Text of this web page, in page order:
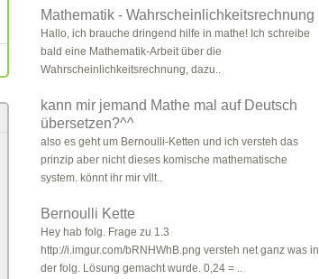
Mathematik - Wahrscheinlichkeitsrechnung
Hallo, ich brauche dringend hilfe in mathe! Ich schreibe
bald eine Mathematik-Arbeit über die
Wahrscheinlichkeitsrechnung, dazu..
kann mir jemand Mathe mal auf Deutsch
übersetzen?^^
also es geht um Bernoulli-Ketten und ich versteh das
prinzip aber nicht dieses komische mathematische
system. könnt ihr mir vllt..
Bernoulli Kette
Hey hab folg. Frage zu 1.3
http://i.imgur.com/bRNHWhB.png versteh net ganz was in
der folg. Lösung gemacht wurde. 0,24 = ..